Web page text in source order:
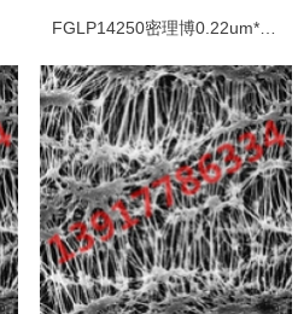
FGLP14250密理博0.22um*142mm聚四氟乙烯PTFE白色疏水光面表面滤